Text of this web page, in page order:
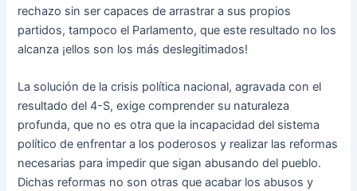
rechazo sin ser capaces de arrastrar a sus propios
partidos, tampoco el Parlamento, que este resultado no los
alcanza ¡ellos son los más deslegitimados!
La solución de la crisis política nacional, agravada con el
resultado del 4-S, exige comprender su naturaleza
profunda, que no es otra que la incapacidad del sistema
político de enfrentar a los poderosos y realizar las reformas
necesarias para impedir que sigan abusando del pueblo.
Dichas reformas no son otras que acabar los abusos y